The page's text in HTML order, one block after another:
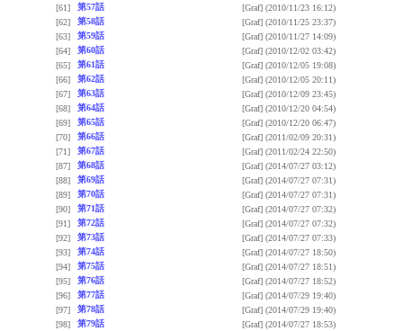
[61]
第57話 [Graf] (2010/11/23 16:12)
[62]
第58話 [Graf] (2010/11/25 23:37)
[63]
第59話 [Graf] (2010/11/27 14:09)
[64]
第60話 [Graf] (2010/12/02 03:42)
[65]
第61話 [Graf] (2010/12/05 19:08)
[66]
第62話 [Graf] (2010/12/05 20:11)
[67]
第63話 [Graf] (2010/12/09 23:45)
[68]
第64話 [Graf] (2010/12/20 04:54)
[69]
第65話 [Graf] (2010/12/20 06:47)
[70]
第66話 [Graf] (2011/02/09 20:31)
[71]
第67話 [Graf] (2011/02/24 22:50)
[87]
第68話 [Graf] (2014/07/27 03:12)
[88]
第69話 [Graf] (2014/07/27 07:31)
[89]
第70話 [Graf] (2014/07/27 07:31)
[90]
第71話 [Graf] (2014/07/27 07:32)
[91]
第72話 [Graf] (2014/07/27 07:32)
[92]
第73話 [Graf] (2014/07/27 07:33)
[93]
第74話 [Graf] (2014/07/27 18:50)
[94]
第75話 [Graf] (2014/07/27 18:51)
[95]
第76話 [Graf] (2014/07/27 18:52)
[96]
第77話 [Graf] (2014/07/29 19:40)
[97]
第78話 [Graf] (2014/07/29 19:40)
[98]
第79話 [Graf] (2014/07/27 18:53)